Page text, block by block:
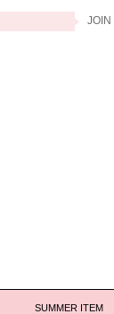
JOIN
SUMMER ITEM